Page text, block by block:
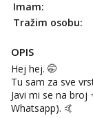
Imam:
Tražim osobu:
OPIS
Hej hej. 🤭
Tu sam za sve
Javi mi se na broj
Whatsapp). 🤙